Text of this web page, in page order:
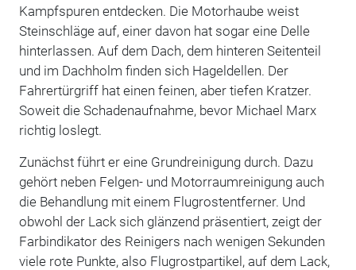
Kampfspuren entdecken. Die Motorhaube weist
Steinschläge auf, einer davon hat sogar eine Delle
hinterlassen. Auf dem Dach, dem hinteren Seitenteil
und im Dachholm finden sich Hageldellen. Der
Fahrertürgriff hat einen feinen, aber tiefen Kratzer.
Soweit die Schadenaufnahme, bevor Michael Marx
richtig loslegt.
Zunächst führt er eine Grundreinigung durch. Dazu
gehört neben Felgen- und Motorraumreinigung auch
die Behandlung mit einem Flugrostentferner. Und
obwohl der Lack sich glänzend präsentiert, zeigt der
Farbindikator des Reinigers nach wenigen Sekunden
viele rote Punkte, also Flugrostpartikel, auf dem Lack,